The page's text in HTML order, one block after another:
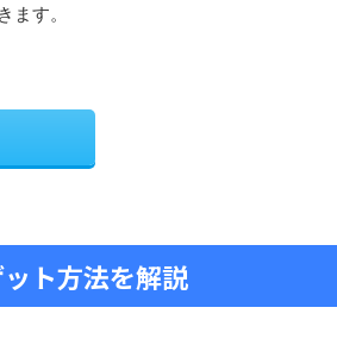
す。
ト方法を解説